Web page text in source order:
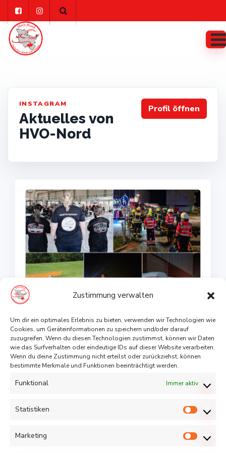
Zustimmung verwalten
Um dir ein optimales Erlebnis zu bieten, verwenden wir Technologien wie
Cookies, um Geräteinformationen zu speichern und/oder darauf
zuzugreifen. Wenn du diesen Technologien zustimmst, können wir Daten
wie das Surfverhalten oder eindeutige IDs auf dieser Website verarbeiten.
Wenn du deine Zustimmung nicht erteilst oder zurückziehst, können
bestimmte Merkmale und Funktionen beeinträchtigt werden.
Funktional Immer aktiv
Statistiken
Marketing
content
INSTAGRAM
Aktuelles von
HVO-Nord
Profil öffnen
Okt. 08, 2023
September 2023
by Leonie Schleu 0